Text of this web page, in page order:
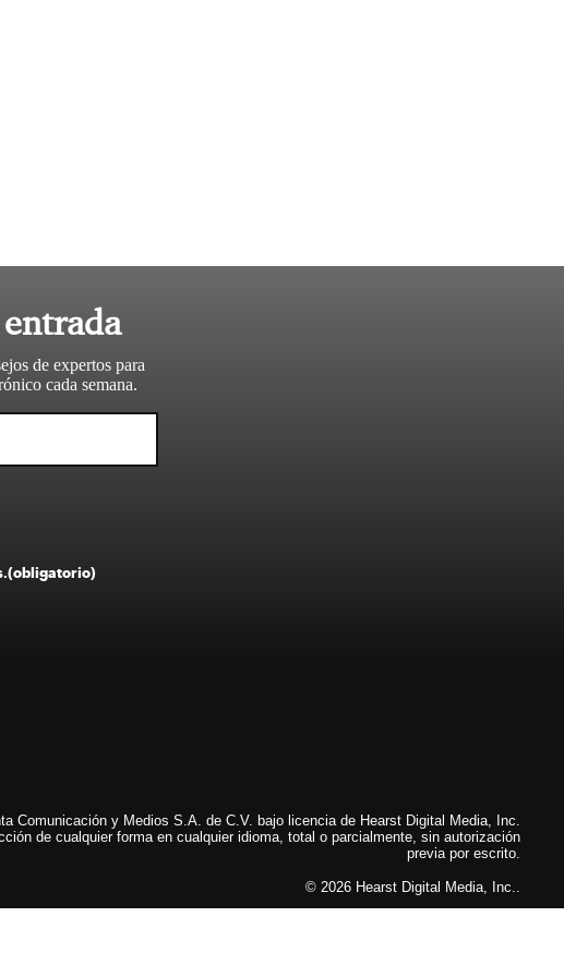
de expertos para
cada semana.
.(obligatorio)
Comunicación y Medios S.A. de C.V. bajo licencia de Hearst Digital Media, Inc.
de cualquier forma en cualquier idioma, total o parcialmente, sin autorización
previa por escrito.
© 2026 Hearst Digital Media, Inc..